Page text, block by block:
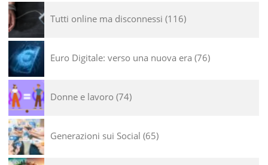
Tutti online ma disconnessi 116
Euro Digitale: verso una nuova era 76
Donne e lavoro 74
Generazioni sui Social 65